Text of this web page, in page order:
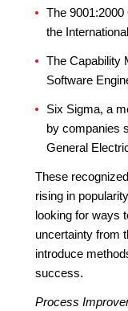
The
the
The Capability
Software
Six Sigma, a
by companies
General
These
rising in
looking for ways
uncertainty from
introduce
success.
Process